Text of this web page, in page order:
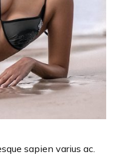
sapien varius ac.